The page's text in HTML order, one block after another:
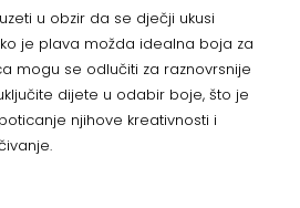
u obzir da se dječji ukusi
je plava možda idealna boja za
mogu se odlučiti za raznovrsnije
dijete u odabir boje, što je
njihove kreativnosti i